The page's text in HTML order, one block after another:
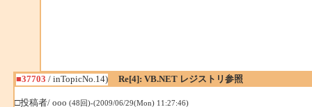
■37703 / inTopicNo.14) Re[4]: VB.NET レジストリ参照
□投稿者/ ooo (48回)-(2009/06/29(Mon) 11:27:46)